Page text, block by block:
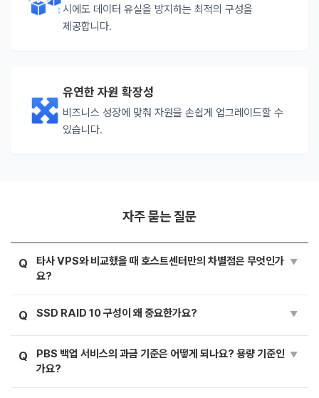
시에도 데이터 유실을 방지하는 최적의 구성을
제공합니다.
유연한 자원 확장성
비즈니스 성장에 맞춰 자원을 손쉽게 업그레이드할 수
있습니다.
자주 묻는 질문
Q
타사 VPS와 비교했을 때 호스트센터만의 차별점은 무엇인가
요?
Q SSD RAID 10 구성이 왜 중요한가요?
Q
PBS 백업 서비스의 과금 기준은 어떻게 되나요? 용량 기준인
가요?